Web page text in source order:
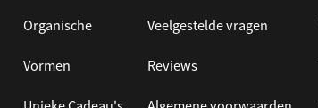
Organische
Vormen
Veelgestelde vragen
Reviews